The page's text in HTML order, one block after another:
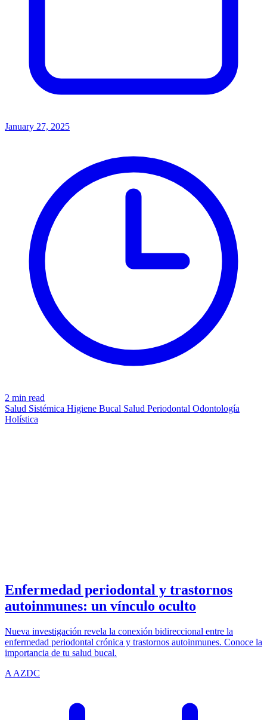
January 27, 2025
2 min read
Salud Sistémica Higiene Bucal Salud Periodontal Odontología
Holística
Enfermedad periodontal y trastornos
autoinmunes: un vínculo oculto
Nueva investigación revela la conexión bidireccional entre la
enfermedad periodontal crónica y trastornos autoinmunes. Conoce la
importancia de tu salud bucal.
A AZDC